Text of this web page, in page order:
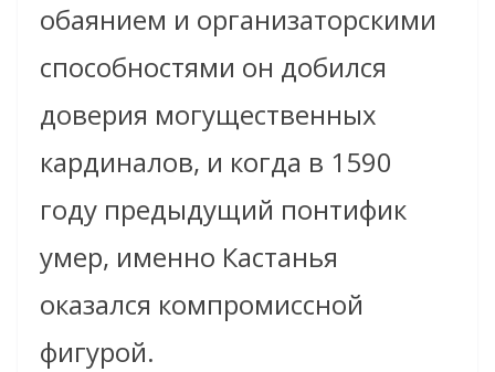
обаянием и организаторскими
способностями он добился
доверия могущественных
кардиналов, и когда в 1590
году предыдущий понтифик
умер, именно Кастанья
оказался компромиссной
фигурой.